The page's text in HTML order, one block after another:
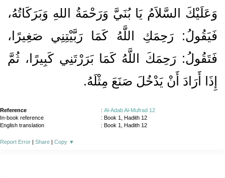
وَعَلَيْكَ السَّلاَمُ يَا بُنَيَّ وَرَحْمَةُ اللهِ وَبَرَكَاتُهُ،
فَيَقُولُ‏:‏ رَحِمَكِ اللَّهُ كَمَا رَبَّيْتِنِي صَغِيرًا،
فَتَقُولُ‏:‏ رَحِمَكَ اللَّهُ كَمَا بَرَرْتَنِي كَبِيرًا، ثُمَّ
إِذَا أَرَادَ أَنْ يَدْخُلَ صَنَعَ مِثْلَهُ‏.‏
Reference : Al-Adab Al-Mufrad 12
In-book reference
: Book 1, Hadith 12
English translation
: Book 1, Hadith 12
Report Error Share Copy ▼